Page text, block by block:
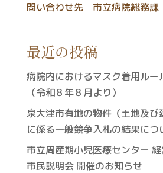
問い合わせ先 市立病院総務課
最近の投稿
病院内におけるマスク着用ルー
（令和８年８月より）
泉大津市有地の物件（土地及び
に係る一般競争入札の結果につ
市立周産期小児医療センター
市民説明会 開催のお知らせ